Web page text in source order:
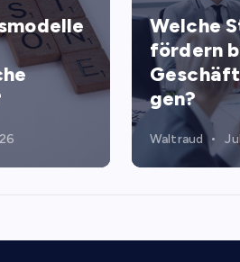
Welche
fördern
gen?
Waltraud